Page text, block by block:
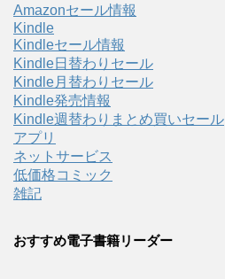
Amazonセール情報
Kindle
Kindleセール情報
Kindle日替わりセール
Kindle月替わりセール
Kindle発売情報
Kindle週替わりまとめ買いセール
アプリ
ネットサービス
低価格コミック
雑記
おすすめ電子書籍リーダー